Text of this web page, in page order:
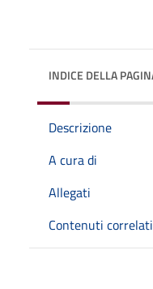
INDICE DELLA
Descrizione
A cura di
Allegati
Contenuti correlati